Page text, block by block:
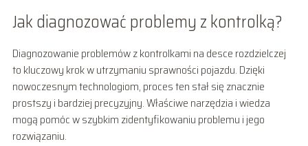
Jak diagnozować problemy z kontrolką?
Diagnozowanie problemów z kontrolkami na desce rozdzielczej
to kluczowy krok w utrzymaniu sprawności pojazdu. Dzięki
nowoczesnym technologiom, proces ten stał się znacznie
prostszy i bardziej precyzyjny. Właściwe narzędzia i wiedza
mogą pomóc w szybkim zidentyfikowaniu problemu i jego
rozwiązaniu.